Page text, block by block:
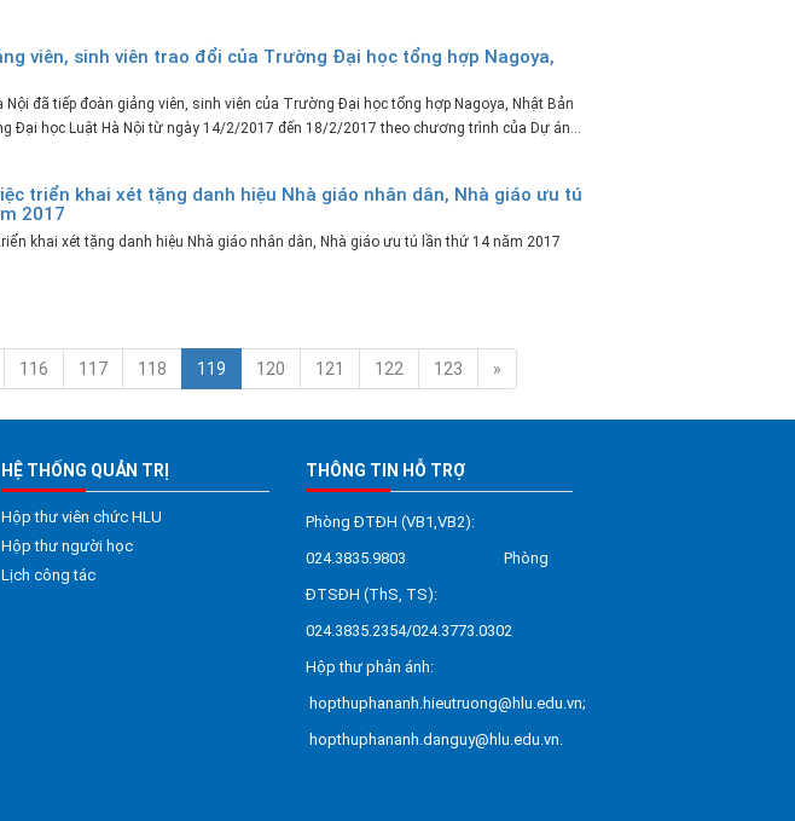
viên, sinh viên trao đổi của Trường Đại học tổng hợp Nagoya,
đã tiếp đoàn giảng viên, sinh viên của Trường Đại học tổng hợp Nagoya, Nhật Bản
Đại học Luật Hà Nội từ ngày 14/2/2017 đến 18/2/2017 theo chương trình của Dự án...
triển khai xét tặng danh hiệu Nhà giáo nhân dân, Nhà giáo ưu tú
2017
khai xét tặng danh hiệu Nhà giáo nhân dân, Nhà giáo ưu tú lần thứ 14 năm 2017
116 117 118 119 120 121 122 123 »
HỆ THỐNG QUẢN TRỊ
Hộp thư viên chức HLU
Hộp thư người học
Lịch công tác
THÔNG TIN HỖ TRỢ
Phòng ĐTĐH (VB1,VB2):
024.3835.9803 Phòng
ĐTSĐH (ThS, TS):
024.3835.2354/024.3773.0302
Hộp thư phản ánh:
hopthuphananh.hieutruong@hlu.edu.vn;
hopthuphananh.danguy@hlu.edu.vn.